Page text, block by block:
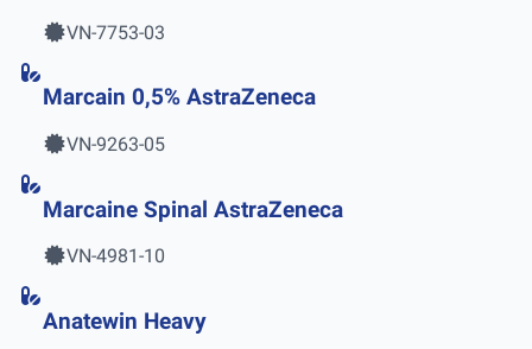
VN-7753-03
Marcain 0,5% AstraZeneca
VN-9263-05
Marcaine Spinal AstraZeneca
VN-4981-10
Anatewin Heavy